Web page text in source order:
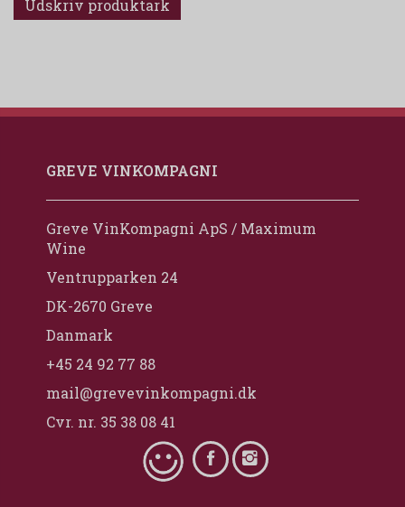
Udskriv produktark
GREVE VINKOMPAGNI
Greve VinKompagni ApS / Maximum
Wine
Ventrupparken 24
DK-2670 Greve
Danmark
+45 24 92 77 88
mail@grevevinkompagni.dk
Cvr. nr. 35 38 08 41